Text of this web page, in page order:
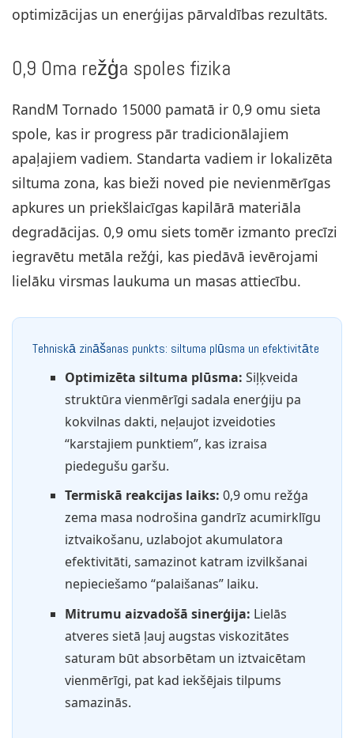
optimizācijas un enerģijas pārvaldības rezultāts.
0,9 Oma režģa spoles fizika
RandM Tornado 15000 pamatā ir 0,9 omu sieta
spole, kas ir progress pār tradicionālajiem
apaļajiem vadiem. Standarta vadiem ir lokalizēta
siltuma zona, kas bieži noved pie nevienmērīgas
apkures un priekšlaicīgas kapilārā materiāla
degradācijas. 0,9 omu siets tomēr izmanto precīzi
iegravētu metāla režģi, kas piedāvā ievērojami
lielāku virsmas laukuma un masas attiecību.
Tehniskā zināšanas punkts: siltuma plūsma un efektivitāte
Optimizēta siltuma plūsma: Siļķveida
struktūra vienmērīgi sadala enerģiju pa
kokvilnas dakti, neļaujot izveidoties
“karstajiem punktiem”, kas izraisa
piedegušu garšu.
Termiskā reakcijas laiks: 0,9 omu režģa
zema masa nodrošina gandrīz acumirklīgu
iztvaikošanu, uzlabojot akumulatora
efektivitāti, samazinot katram izvilkšanai
nepieciešamo “palaišanas” laiku.
Mitrumu aizvadošā sinerģija: Lielās
atveres sietā ļauj augstas viskozitātes
saturam būt absorbētam un iztvaicētam
vienmērīgi, pat kad iekšējais tilpums
samazinās.